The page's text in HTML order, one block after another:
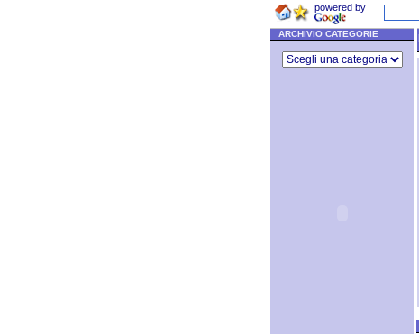
powered by
ARCHIVIO CATEGORIE